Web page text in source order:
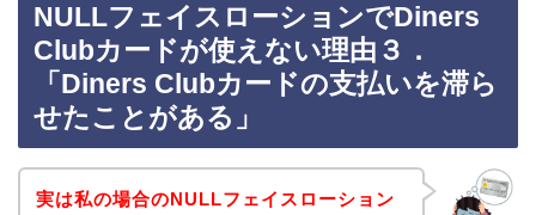
NULLフェイスローションでDiners
Clubカードが使えない理由３．
「Diners Clubカードの支払いを滞ら
せたことがある」
実は私の場合のNULLフェイスローション